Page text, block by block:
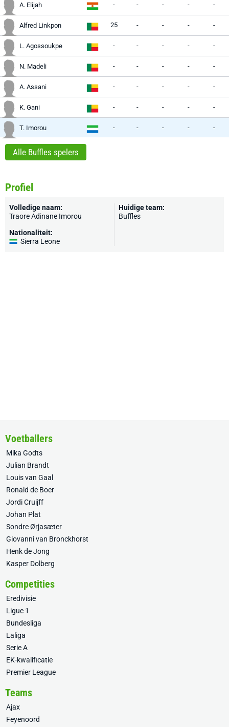
A. Elijah - - - - -
Alfred Linkpon 25 - - - -
L. Agossoukpe - - - - -
N. Madeli - - - - -
A. Assani - - - - -
K. Gani - - - - -
T. Imorou - - - - -
Alle Buffles spelers
Profiel
Volledige naam:
Traore Adinane Imorou
Nationaliteit:
Sierra Leone
Huidige team:
Buffles
Voetballers
Mika Godts
Julian Brandt
Louis van Gaal
Ronald de Boer
Jordi Cruijff
Johan Plat
Sondre Ørjasæter
Giovanni van Bronckhorst
Henk de Jong
Kasper Dolberg
Competities
Eredivisie
Ligue 1
Bundesliga
Laliga
Serie A
EK-kwalificatie
Premier League
Teams
Ajax
Feyenoord